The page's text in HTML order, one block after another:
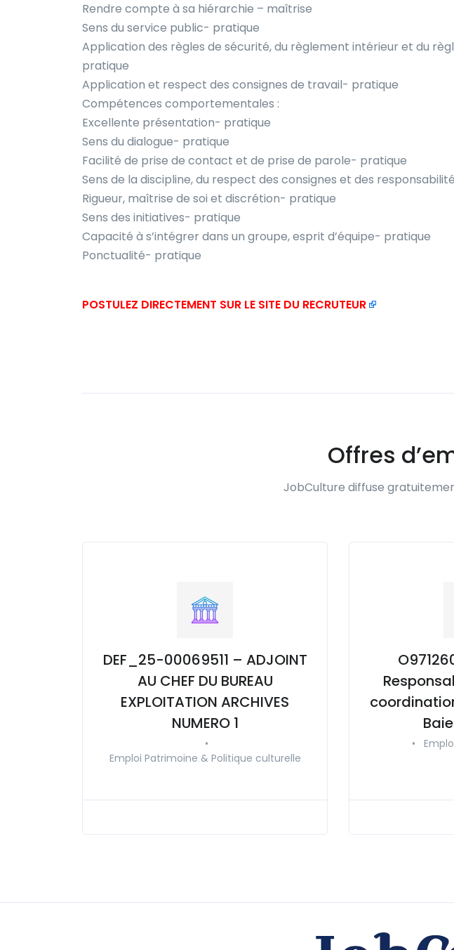
Rendre compte à sa hiérarchie – maîtrise
Sens du service public- pratique
Application des règles de sécurité, du règlement intérieur et du
pratique
Application et respect des consignes de travail- pratique
Compétences comportementales :
Excellente présentation- pratique
Sens du dialogue- pratique
Facilité de prise de contact et de prise de parole- pratique
Sens de la discipline, du respect des consignes et des
Rigueur, maîtrise de soi et discrétion- pratique
Sens des initiatives- pratique
Capacité à s’intégrer dans un groupe, esprit d’équipe- pratique
Ponctualité- pratique
POSTULEZ DIRECTEMENT SUR LE SITE DU RECRUTEUR
Offres
JobCulture diffuse
DEF_25-00069511 – ADJOINT
AU CHEF DU BUREAU
EXPLOITATION ARCHIVES
NUMERO 1
•
Emploi Patrimoine & Politique culturelle
•